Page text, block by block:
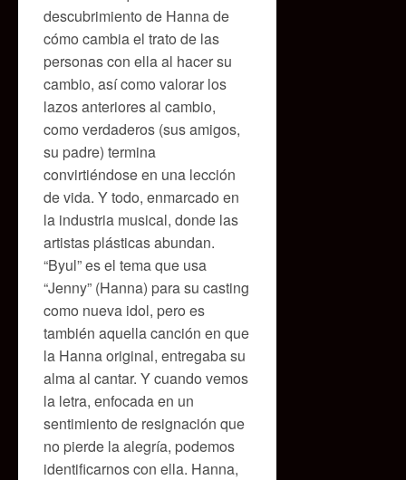
descubrimiento de Hanna de
cómo cambia el trato de las
personas con ella al hacer su
cambio, así como valorar los
lazos anteriores al cambio,
como verdaderos (sus amigos,
su padre) termina
convirtiéndose en una lección
de vida. Y todo, enmarcado en
la industria musical, donde las
artistas plásticas abundan.
“Byul” es el tema que usa
“Jenny” (Hanna) para su casting
como nueva idol, pero es
también aquella canción en que
la Hanna original, entregaba su
alma al cantar. Y cuando vemos
la letra, enfocada en un
sentimiento de resignación que
no pierde la alegría, podemos
identificarnos con ella. Hanna,